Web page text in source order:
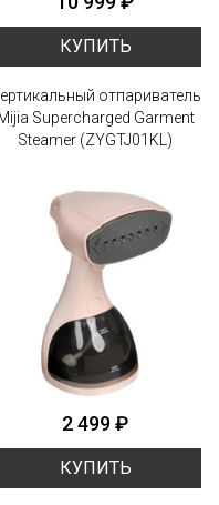
КУПИТЬ
отпариватель
Supercharged Garment
Steamer (ZYGTJ01KL)
2 499 ₽
КУПИТЬ